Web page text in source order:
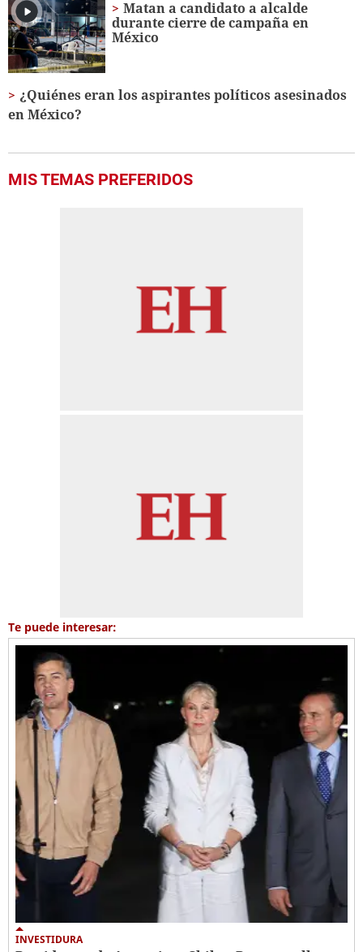
Matan a candidato a alcalde
durante cierre de campaña en
México
¿Quiénes eran los aspirantes políticos asesinados
en México?
MIS TEMAS PREFERIDOS
Te puede interesar:
INVESTIDURA